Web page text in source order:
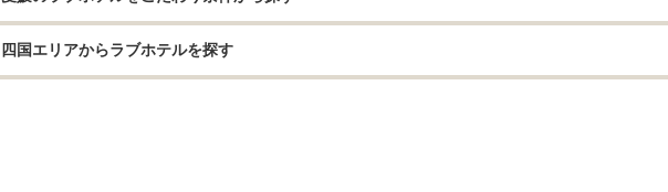
四国エリアからラブホテルを探す